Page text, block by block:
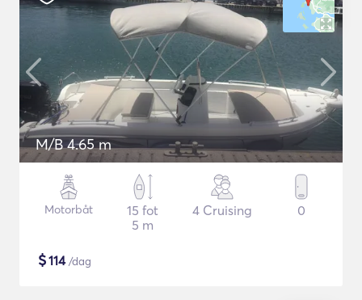
M/B 4.65 m
Motorbåt
15 fot
5 m
4 Cruising 0
$114/dag